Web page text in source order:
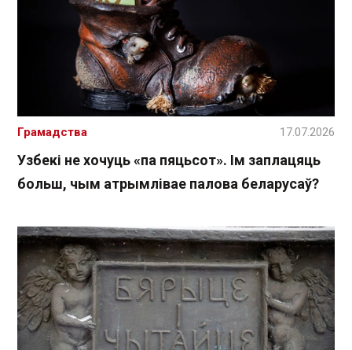
Узбекі не хочуць «па пяцьсот». Ім заплацяць
больш, чым атрымлівае палова беларусаў?
Грамадства 17.07.2026